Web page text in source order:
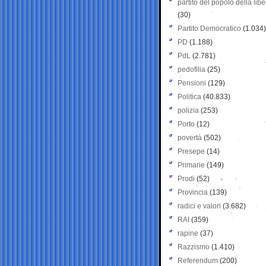
partito del popolo della
(30)
Partito Democratico (1.034)
PD (1.188)
PdL (2.781)
pedofilia (25)
Pensioni (129)
Politica (40.833)
polizia (253)
Porto (12)
povertà (502)
Presepe (14)
Primarie (149)
Prodi (52)
Provincia (139)
radici e valori (3.682)
RAI (359)
rapine (37)
Razzismo (1.410)
Referendum (200)